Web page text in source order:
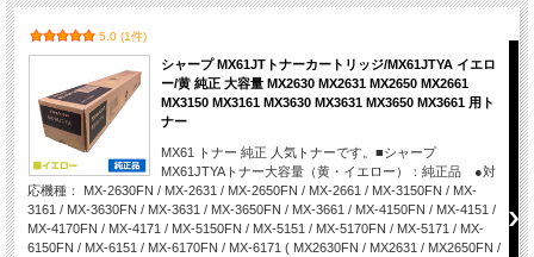
5.0 (1件)
シャープ MX61JTトナーカートリッジ/MX61JTYA イエロ
ー/黄 純正 大容量 MX2630 MX2631 MX2650 MX2661
MX3150 MX3161 MX3630 MX3631 MX3650 MX3661 用ト
ナー
MX61 トナー 純正 人気トナーです。■シャープ
MX61JTYAトナー大容量（黄・イエロー）：純正品 ●対
応機種： MX-2630FN / MX-2631 / MX-2650FN / MX-2661 / MX-3150FN / MX-
3161 / MX-3630FN / MX-3631 / MX-3650FN / MX-3661 / MX-4150FN / MX-4151 /
MX-4170FN / MX-4171 / MX-5150FN / MX-5151 / MX-5170FN / MX-5171 / MX-
6150FN / MX-6151 / MX-6170FN / MX-6171 ( MX2630FN / MX2631 / MX2650FN /